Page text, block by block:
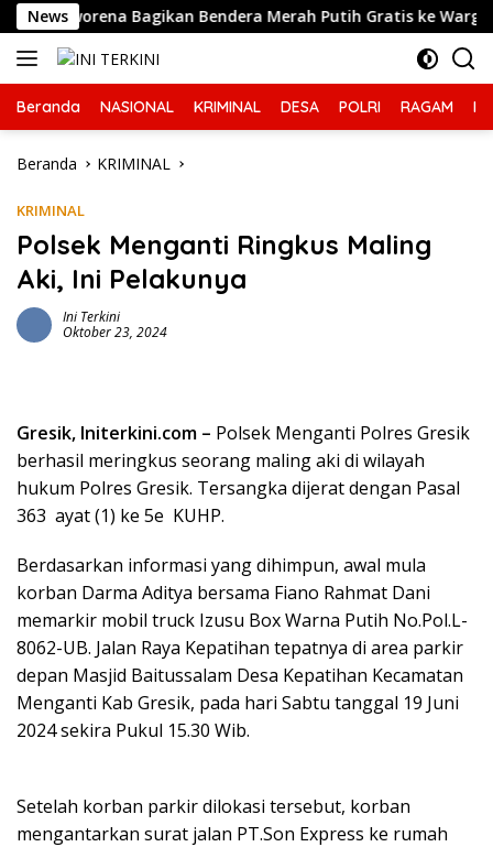
Langsung
ke
konten
News Bagikan Bendera Merah Putih Gratis ke Warga
Beranda NASIONAL KRIMINAL DESA POLRI RAGAM
Beranda KRIMINAL
KRIMINAL
Polsek Menganti Ringkus Maling
Aki, Ini Pelakunya
Ini Terkini
Oktober 23, 2024
Gresik, Initerkini.com – Polsek Menganti Polres Gresik
berhasil meringkus seorang maling aki di wilayah
hukum Polres Gresik. Tersangka dijerat dengan Pasal
363 ayat (1) ke 5e KUHP.
Berdasarkan informasi yang dihimpun, awal mula
korban Darma Aditya bersama Fiano Rahmat Dani
memarkir mobil truck Izusu Box Warna Putih No.Pol.L-
8062-UB. Jalan Raya Kepatihan tepatnya di area parkir
depan Masjid Baitussalam Desa Kepatihan Kecamatan
Menganti Kab Gresik, pada hari Sabtu tanggal 19 Juni
2024 sekira Pukul 15.30 Wib.
Setelah korban parkir dilokasi tersebut, korban
mengantarkan surat jalan PT.Son Express ke rumah